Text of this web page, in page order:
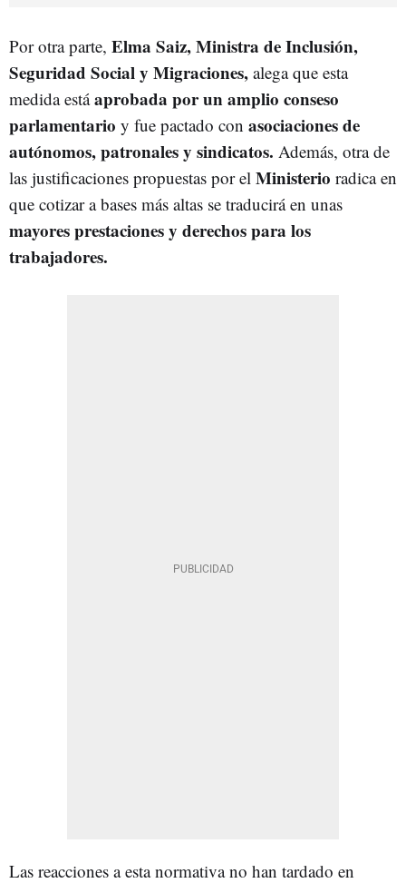
Por otra parte, Elma Saiz, Ministra de Inclusión,
Seguridad Social y Migraciones, alega que esta
medida estáaprobada por un amplio conseso
parlamentario y fue pactado con asociaciones de
autónomos, patronales y sindicatos. Además, otra de
las justificaciones propuestas por el Ministerio radica en
que cotizar a bases más altas se traducirá en unas
mayores prestaciones y derechos para los
trabajadores.
Las reacciones a esta normativa no han tardado en